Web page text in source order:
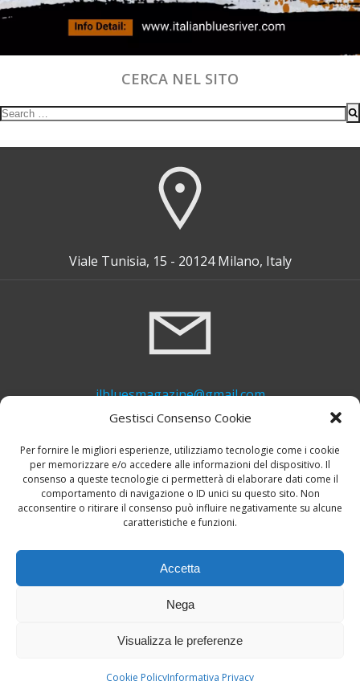
Gestisci Consenso Cookie
Per fornire le migliori esperienze, utilizziamo tecnologie come i cookie
per memorizzare e/o accedere alle informazioni del dispositivo. Il
consenso a queste tecnologie ci permetterà di elaborare dati come il
comportamento di navigazione o ID unici su questo sito. Non
acconsentire o ritirare il consenso può influire negativamente su alcune
caratteristiche e funzioni.
Accetta
Nega
Visualizza le preferenze
Cookie PolicyInformativa Privacy
CERCA NEL SITO
Search
Viale Tunisia, 15 - 20124 Milano, Italy
ilbluesmagazine@gmail.com
+39 339 748 6635
© 2026 Il Blues Magazine. Powered by